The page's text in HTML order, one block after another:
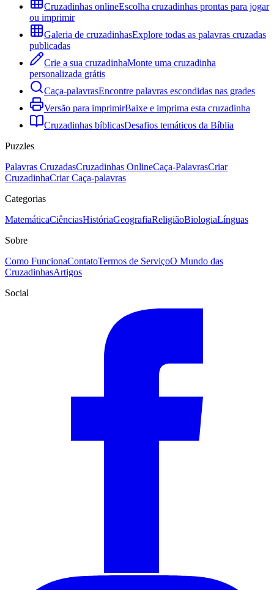
Cruzadinhas onlineEscolha cruzadinhas prontas para jogar
ou imprimir
Galeria de cruzadinhasExplore todas as palavras cruzadas
publicadas
Crie a sua cruzadinhaMonte uma cruzadinha
personalizada grátis
Caça-palavrasEncontre palavras escondidas nas grades
Versão para imprimirBaixe e imprima esta cruzadinha
Cruzadinhas bíblicasDesafios temáticos da Bíblia
Puzzles
Palavras CruzadasCruzadinhas OnlineCaça-PalavrasCriar
CruzadinhaCriar Caça-palavras
Categorias
MatemáticaCiênciasHistóriaGeografiaReligiãoBiologiaLínguas
Sobre
Como FuncionaContatoTermos de ServiçoO Mundo das
CruzadinhasArtigos
Social